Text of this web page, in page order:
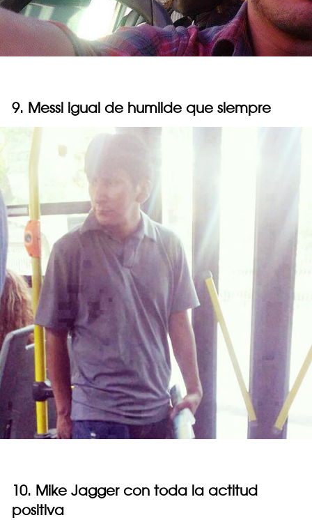
9. Messi igual de humilde que siempre
10. Mike Jagger con toda la actitud
positiva